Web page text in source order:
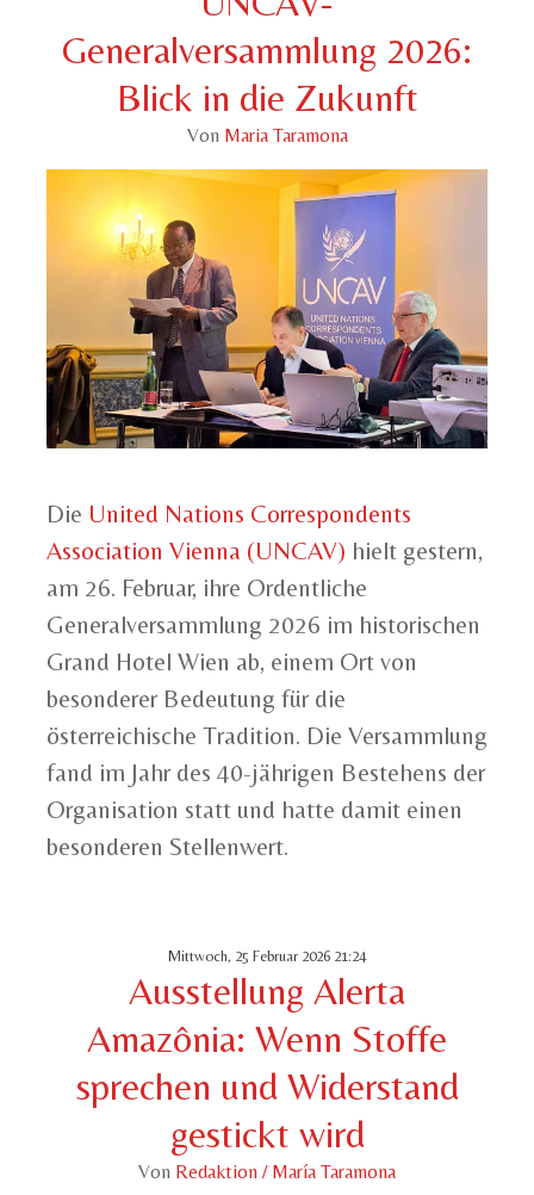
Generalversammlung 2026:
Blick in die Zukunft
Von Maria Taramona
Die United Nations Correspondents
Association Vienna (UNCAV) hielt gestern,
am 26. Februar, ihre Ordentliche
Generalversammlung 2026 im historischen
Grand Hotel Wien ab, einem Ort von
besonderer Bedeutung für die
österreichische Tradition. Die Versammlung
fand im Jahr des 40-jährigen Bestehens der
Organisation statt und hatte damit einen
besonderen Stellenwert.
Mittwoch, 25 Februar 2026 21:24
Ausstellung Alerta
Amazônia: Wenn Stoffe
sprechen und Widerstand
gestickt wird
Von Redaktion / María Taramona